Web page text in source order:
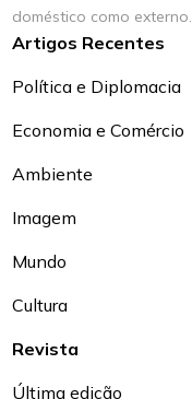
doméstico como externo.
Artigos Recentes
Política e Diplomacia
Economia e Comércio
Ambiente
Imagem
Mundo
Cultura
Revista
Última edição